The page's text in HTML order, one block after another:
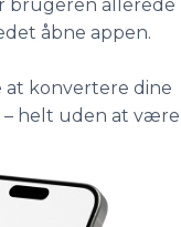
brugeren allerede
åbne appen.
at konvertere dine
– helt uden at være